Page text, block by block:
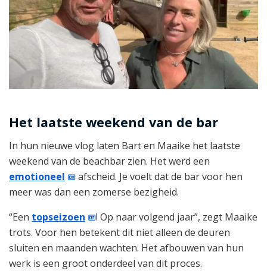
Het laatste weekend van de bar
In hun nieuwe vlog laten Bart en Maaike het laatste
weekend van de beachbar zien. Het werd een
emotioneel
afscheid. Je voelt dat de bar voor hen
meer was dan een zomerse bezigheid.
“Een topseizoen
! Op naar volgend jaar”, zegt Maaike
trots. Voor hen betekent dit niet alleen de deuren
sluiten en maanden wachten. Het afbouwen van hun
werk is een groot onderdeel van dit proces.